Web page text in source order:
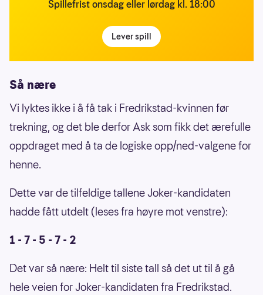
Spillefrist onsdag eller lørdag kl. 18:00
Lever spill
Så nære
Vi lyktes ikke i å få tak i Fredrikstad-kvinnen før
trekning, og det ble derfor Ask som fikk det ærefulle
oppdraget med å ta de logiske opp/ned-valgene for
henne.
Dette var de tilfeldige tallene Joker-kandidaten
hadde fått utdelt (leses fra høyre mot venstre):
1 - 7 - 5 - 7 - 2
Det var så nære: Helt til siste tall så det ut til å gå
hele veien for Joker-kandidaten fra Fredrikstad.